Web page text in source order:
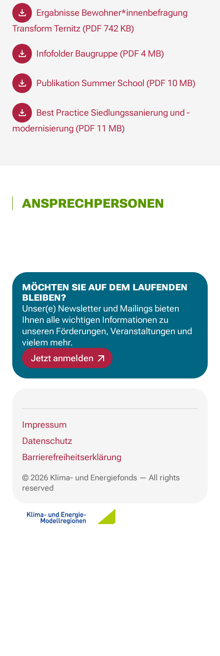
Ergabnisse Bewohner*innenbefragung
Transform Ternitz (PDF 742 KB)
Infofolder Baugruppe (PDF 4 MB)
Publikation Summer School (PDF 10 MB)
Best Practice Siedlungssanierung und -
modernisierung (PDF 11 MB)
ANSPRECHPERSONEN
MÖCHTEN SIE AUF DEM LAUFENDEN
BLEIBEN?
Unser(e) Newsletter und Mailings bieten
Ihnen alle wichtigen Informationen zu
unseren Förderungen, Veranstaltungen und
vielem mehr.
Jetzt anmelden
Impressum
Datenschutz
Barrierefreiheitserklärung
© 2026 Klima- und Energiefonds — All rights
reserved